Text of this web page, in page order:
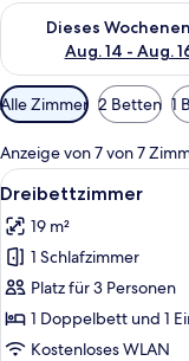
Dieses
Aug. 14 - Aug.
Überprüfe die
Verfügbare
Filter
für
Zimmer
Alle Zimmer 2 Betten 1
Anzeige von 7 von 7
Alle
Fotos
für
Dreibettzimmer
anzeigen
1
Dreibettzimmer
19 m²
1 Schlafzimmer
Platz für 3 Personen
1 Doppelbett und 1
Kostenloses WLAN